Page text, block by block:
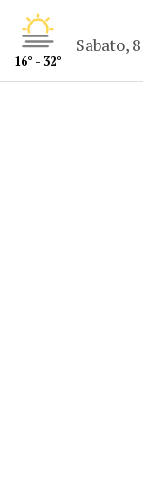
16° - 32°
Sabato,